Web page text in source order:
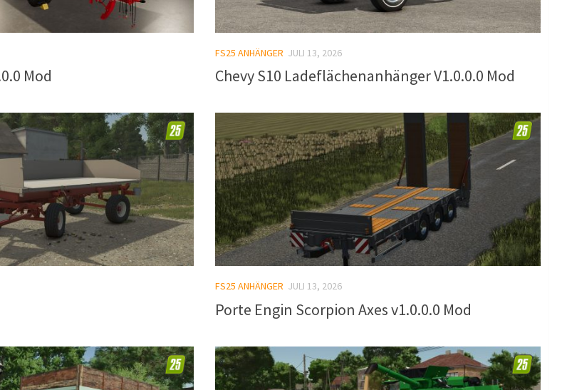
Mod
FS25 ANHÄNGER JULI 13, 2026
Chevy S10 Ladeflächenanhänger V1.0.0.0 Mod
FS25 ANHÄNGER JULI 13, 2026
Porte Engin Scorpion Axes v1.0.0.0 Mod